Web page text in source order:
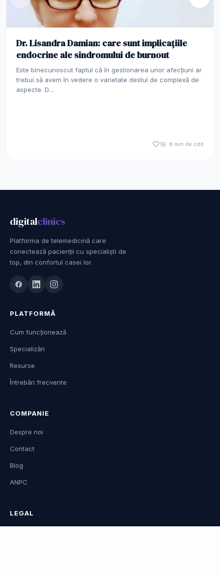
Dr. Lisandra Damian: care sunt implicațiile
endocrine ale sindromului de burnout
Este binecunoscut faptul că în gestionarea unor afecțiuni ar
trebui să avem în vedere o varietate destul de complexă de
aspecte. D…
19 6 min de citit
digitalclinics
Platforma de telemedicină care
conectează pacienții cu specialiști de
top, din confortul casei lor.
PLATFORMĂ
Cum funcționează
Specializări
Resurse
Întrebări frecvente
COMPANIE
Despre noi
Contact
Blog
ANPC
LEGAL